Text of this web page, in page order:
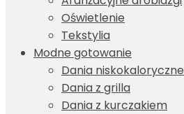
Oświetlenie
Tekstylia
Modne gotowanie
Dania niskokaloryczne
Dania z grilla
Dania z kurczakiem